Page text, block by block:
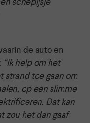
schepijsje
de auto en
“Ik help om het
strand toe gaan om
op een slimme
Dat kan
zou het dan gaaf